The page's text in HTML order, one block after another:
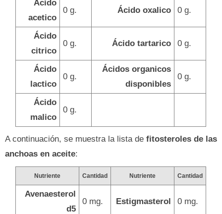
Ácido
acetico
0 g. Ácido oxalico 0 g.
Ácido
citrico
0 g. Ácido tartarico 0 g.
Ácido
lactico
0 g.
Ácidos organicos
disponibles
0 g.
Ácido
malico
0 g.
A continuación, se muestra la lista de fitosteroles de las
anchoas en aceite:
Nutriente Cantidad Nutriente Cantidad
Avenaesterol
d5
0 mg. Estigmasterol 0 mg.